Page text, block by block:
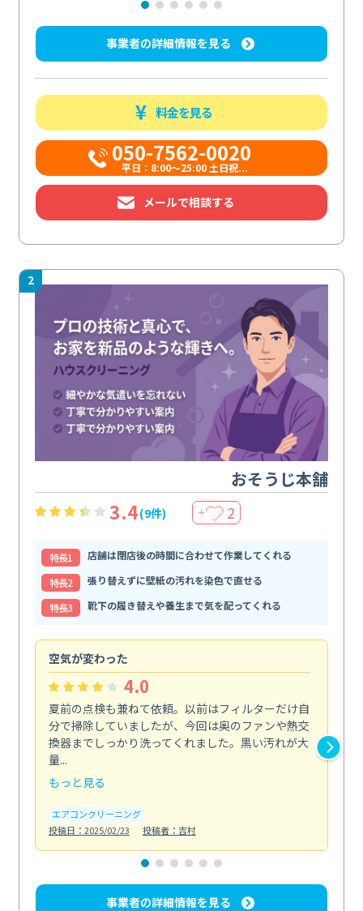
事業者の詳細情報を見る
料金を見る
050-7562-0020
平日：8:00〜25:00 土日祝...
メールで相談する
2
おそうじ本舗
3.4(9件) ＋ 2
特⻑1
店舗は閉店後の時間に合わせて作業してくれる
特⻑2
張り替えずに壁紙の汚れを染色で直せる
特⻑3
靴下の履き替えや養生まで気を配ってくれる
空気が変わった
4.0
夏前の点検も兼ねて依頼。以前はフィルターだけ自
分で掃除していましたが、今回は奥のファンや熱交
換器までしっかり洗ってくれました。黒い汚れが大
量...
もっと見る
エアコンクリーニング
投稿日：2025/02/23
投稿者：吉村
事業者の詳細情報を見る